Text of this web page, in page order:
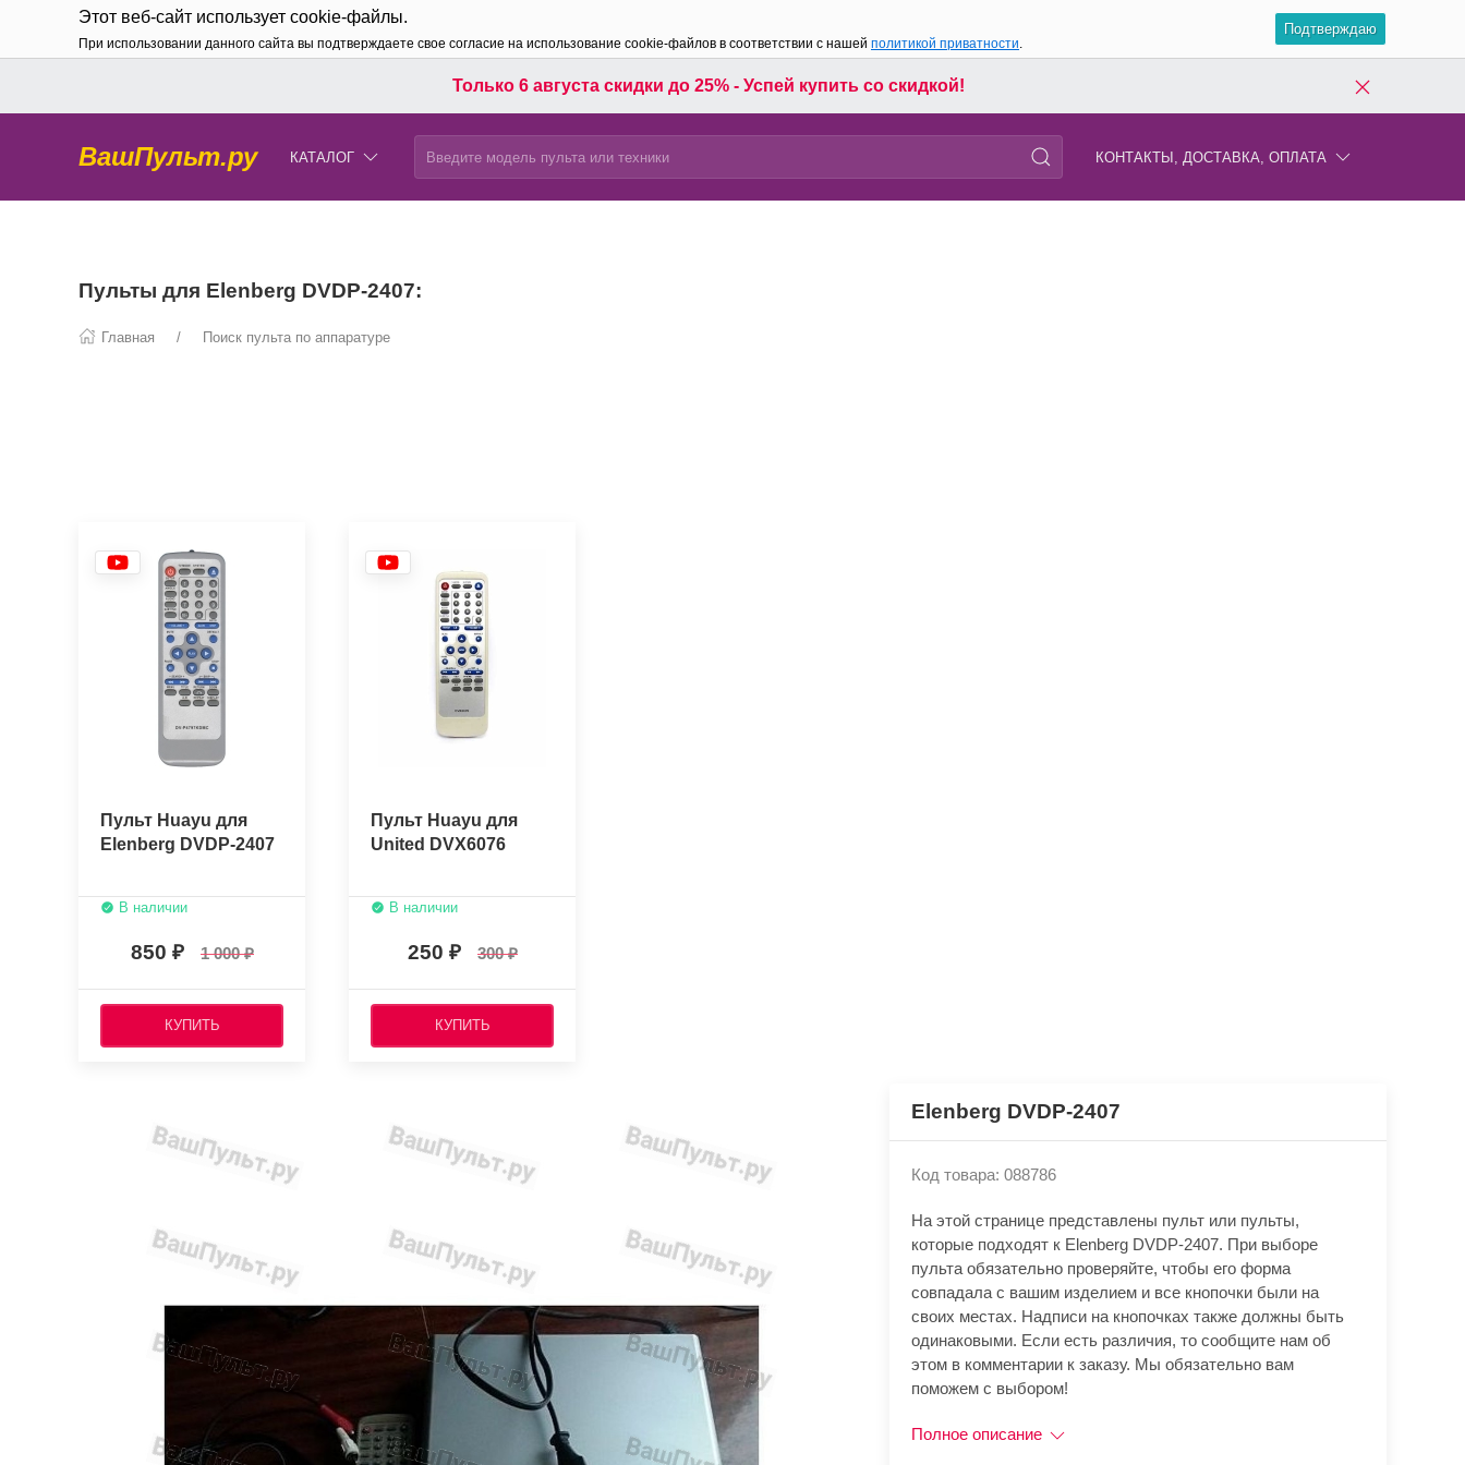
Этот веб-сайт использует cookie-файлы.
При использовании данного сайта вы подтверждаете свое согласие на использование cookie-файлов в соответствии с нашей политикой приватности.
Подтверждаю
Только 6 августа скидки до 25% - Успей купить со скидкой!
ВашПульт.ру КАТАЛОГ КОНТАКТЫ, ДОСТАВКА, ОПЛАТА
Пульты для Elenberg DVDP-2407:
Главная Поиск пульта по аппаратуре
Пульт Huayu для
Elenberg DVDP-2407
В наличии
850 1 000
КУПИТЬ
Пульт Huayu для
United DVX6076
В наличии
250 300
КУПИТЬ
Elenberg DVDP-2407
Код товара: 088786
На этой странице представлены пульт или пульты,
которые подходят к Elenberg DVDP-2407. При выборе
пульта обязательно проверяйте, чтобы его форма
совпадала с вашим изделием и все кнопочки были на
своих местах. Надписи на кнопочках также должны быть
одинаковыми. Если есть различия, то сообщите нам об
этом в комментарии к заказу. Мы обязательно вам
поможем с выбором!
Полное описание